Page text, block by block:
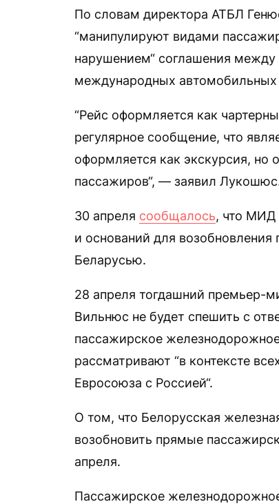
По словам директора АТБЛ
“манипулируют видами
нарушением“ соглашения
международных автомобильных
“Рейс оформляется как
регулярное сообщение, что
оформляется как экскурсия, но
пассажиров“, — заявил
30 апреля сообщалось, что МИД
и оснований для
Беларусью.
28 апреля тогдашний премьер-
Вильнюс не будет спешить с
пассажирское
рассматривают “в контексте
Евросоюза с Россией“.
О том, что Белорусская
возобновить прямые
апреля.
Пассажирское